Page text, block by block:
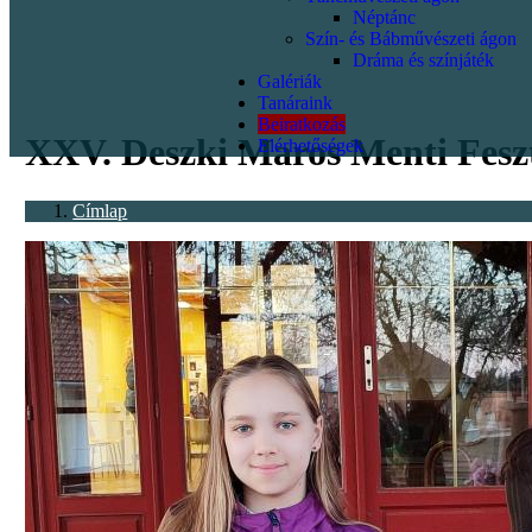
Néptánc
Szín- és Bábművészeti ágon
Dráma és színjáték
Galériák
Tanáraink
Beiratkozás
Elérhetőségek
XXV. Deszki Maros Menti
Címlap